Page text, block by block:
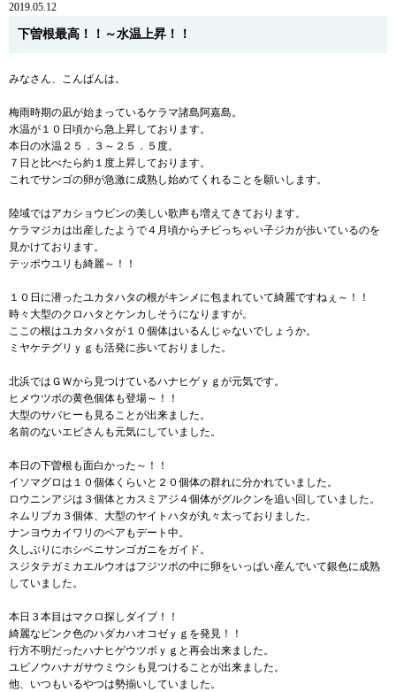
2019.05.12
下曽根最高！！～水温上昇！！
みなさん、こんばんは。
梅雨時期の凪が始まっているケラマ諸島阿嘉島。
水温が１０日頃から急上昇しております。
本日の水温２５．３～２５．５度。
７日と比べたら約１度上昇しております。
これでサンゴの卵が急激に成熟し始めてくれることを願いします。
陸域ではアカショウビンの美しい歌声も増えてきております。
ケラマジカは出産したようで４月頃からチビっちゃい子ジカが歩いているのを
見かけております。
テッポウユリも綺麗～！！
１０日に潜ったユカタハタの根がキンメに包まれていて綺麗ですねぇ～！！
時々大型のクロハタとケンカしそうになりますが。
ここの根はユカタハタが１０個体はいるんじゃないでしょうか。
ミヤケテグリｙｇも活発に歩いておりました。
北浜ではＧＷから見つけているハナヒゲｙｇが元気です。
ヒメウツボの黄色個体も登場～！！
大型のサバヒーも見ることが出来ました。
名前のないエビさんも元気にしていました。
本日の下曽根も面白かった～！！
イソマグロは１０個体くらいと２０個体の群れに分かれていました。
ロウニンアジは３個体とカスミアジ４個体がグルクンを追い回していました。
ネムリブカ３個体、大型のヤイトハタが丸々太っておりました。
ナンヨウカイワリのペアもデート中。
久しぶりにホシベニサンゴガニをガイド。
スジタテガミカエルウオはフジツボの中に卵をいっぱい産んでいて銀色に成熟
していました。
本日３本目はマクロ探しダイブ！！
綺麗なピンク色のハダカハオコゼｙｇを発見！！
行方不明だったハナヒゲウツボｙｇと再会出来ました。
ユビノウハナガサウミウシも見つけることが出来ました。
他、いつもいるやつは勢揃いしていました。